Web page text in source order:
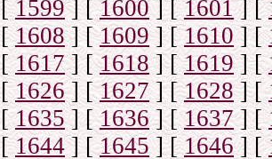
[1599] [1600] [1601] [
[1608] [1609] [1610] [
[1617] [1618] [1619] [
[1626] [1627] [1628] [
[1635] [1636] [1637] [
[1644] [1645 ] [1646] [